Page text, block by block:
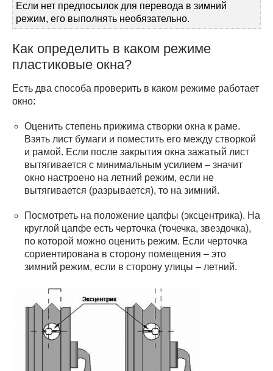
Если нет предпосылок для перевода в зимний
режим, его выполнять необязательно.
Как определить в каком режиме
пластиковые окна?
Есть два способа проверить в каком режиме работает
окно:
Оценить степень прижима створки окна к раме.
Взять лист бумаги и поместить его между створкой
и рамой. Если после закрытия окна зажатый лист
вытягивается с минимальным усилием – значит
окно настроено на летний режим, если не
вытягивается (разрывается), то на зимний.
Посмотреть на положение цапфы (эксцентрика). На
круглой цапфе есть черточка (точечка, звездочка),
по которой можно оценить режим. Если черточка
сориентирована в сторону помещения – это
зимний режим, если в сторону улицы – летний.